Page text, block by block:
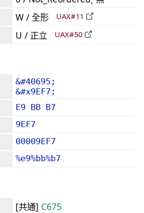
W / 全形 UAX#11
U / 正立 UAX#50
&#40695;
&#x9EF7;
E9 BB B7
9EF7
00009EF7
%e9%bb%b7
[共通] C675